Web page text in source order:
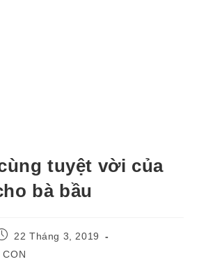
tuyệt vời của
bà bầu
22 Tháng 3, 2019
CON